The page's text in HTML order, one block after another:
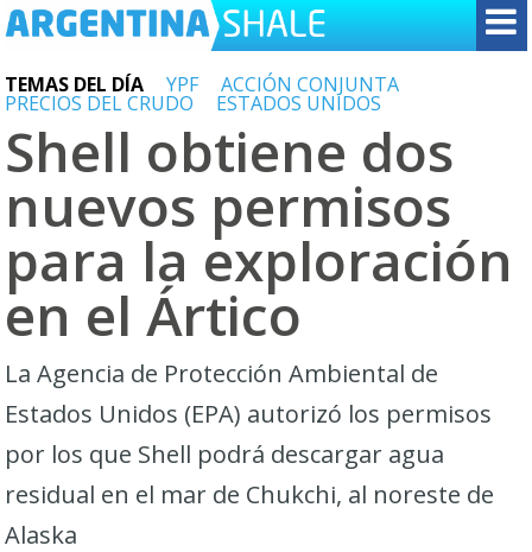
TEMAS DEL DÍA YPF ACCIÓN CONJUNTA
PRECIOS DEL CRUDO ESTADOS UNIDOS
Shell obtiene dos
nuevos permisos
para la exploración
en el Ártico
La Agencia de Protección Ambiental de
Estados Unidos (EPA) autorizó los permisos
por los que Shell podrá descargar agua
residual en el mar de Chukchi, al noreste de
Alaska